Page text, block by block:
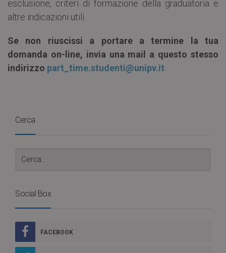
esclusione, criteri di formazione della graduatoria e
altre indicazioni utili.
Se non riuscissi a portare a termine la tua
domanda on-line, invia una mail a questo stesso
indirizzo part_time.studenti@unipv.it
Cerca
Social Box
FACEBOOK